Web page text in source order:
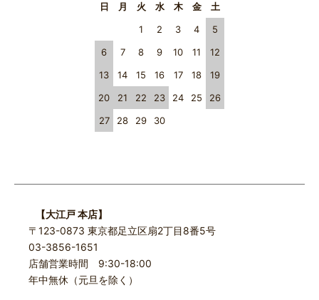
日 月 火 水 木 金
土
1
2 3 4
5
6
7 8 9 10 11
12
13
14 15 16 17 18
19
20
21 22 23 24 25
26
27
28 29 30
【大江戸 本店】
〒123-0873 東京都足立区扇2丁目8番5号
03-3856-1651
店舗営業時間 9:30-18:00
年中無休（元旦を除く）